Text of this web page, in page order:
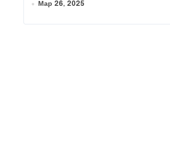
Мар 26, 2025